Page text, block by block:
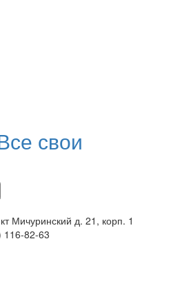
свои
Мичуринский д. 21, корп. 1
116-82-63